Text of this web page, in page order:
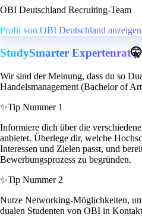
OBI Deutschland Recruiting-Team
Profil von OBI Deutschland anzeigen
StudySmarter Expertenrat🤫
Wir sind der Meinung, dass du so
Handelsmanagement (Bachelor of
✨Tip Nummer 1
Informiere dich über die
anbietet. Überlege dir, welche
Interessen und Zielen passt, und
Bewerbungsprozess zu begründen.
✨Tip Nummer 2
Nutze Networking-Möglichkeiten,
dualen Studenten von OBI in